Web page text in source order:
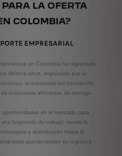
LA OFERTA
COLOMBIA?
EMPRESARIAL
en Colombia ha registrado
últimos años, impulsado por la
la economía del transporte
soluciones eficientes de entrega.
oportunidades en el mercado para
furgoneta de trabajo: desde la
y distribución hasta la
que tercerizan su logística